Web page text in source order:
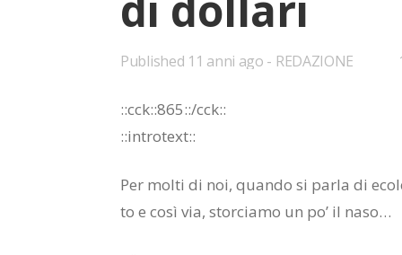
Published 11 anni ago REDAZIONE
•
::cck::865::/​cck::
::in­tro­text::
Per mol­ti di noi, quan­do si par­la di
to e così via, stor­cia­mo un po’ il naso…